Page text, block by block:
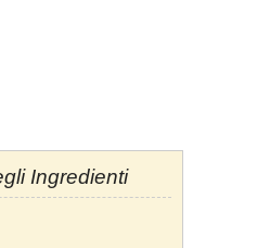
Ingredienti